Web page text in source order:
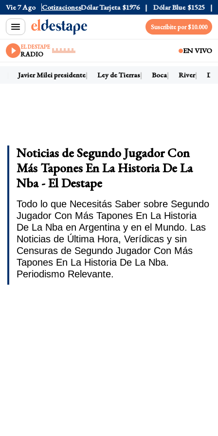
Vie 7 Ago Cotizaciones
Dólar Oficial $1520 Dólar Tarjeta $1976 Dólar Blue $1525
Suscribite por $10.000
EL DESTAPE
RADIO EN VIVO
Javier Milei presidente Ley de Tierras Boca River
Noticias de Segundo Jugador Con
Más Tapones En La Historia De La
Nba - El Destape
Todo lo que Necesitás Saber sobre Segundo
Jugador Con Más Tapones En La Historia
De La Nba en Argentina y en el Mundo. Las
Noticias de Última Hora, Verídicas y sin
Censuras de Segundo Jugador Con Más
Tapones En La Historia De La Nba.
Periodismo Relevante.